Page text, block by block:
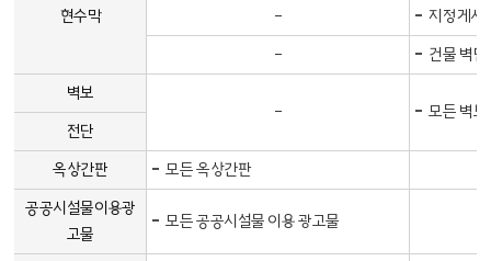
현수막
-
지정게시
-
건물 벽
벽보
-
모든 벽
전단
옥상간판
모든 옥상간판
공공시설물이용광
고물
모든 공공시설물 이용 광고물